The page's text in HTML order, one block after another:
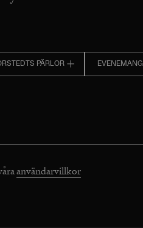
PÄRLOR EVENEMANG
användarvillkor